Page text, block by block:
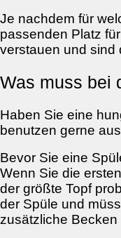
Je nachdem für
passenden Platz
verstauen und sind
Was muss bei
Haben Sie eine
benutzen gerne
Bevor Sie eine
Wenn Sie die
der größte Topf
der Spüle und
zusätzliche